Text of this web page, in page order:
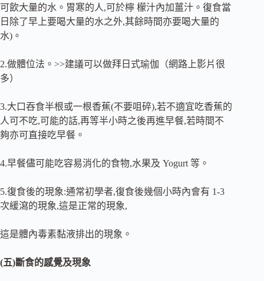
可飲大量的水。胃寒的人,可於檸 檬汁內加薑汁。復食當
日除了早上要喝大量的水之外,其餘時間亦要喝大量的
水)。
2.做體位法。>>建議可以做拜日式瑜伽（網路上影片很
多）
3.大口吞食半根或一根香蕉(不要咀碎),若不適宜吃香蕉的
人可不吃,可能的話,再等半小時之後再進早餐,若時間不
夠亦可直接吃早餐。
4.早餐儘可能吃容易消化的食物,水果及 Yogurt 等。
5.復食後的現象:通常初學者,復食後幾個小時內會有 1-3
次緩瀉的現象,這是正常的現象,
這是體內毒素黏液排出的現象。
(五)斷食的感覺及現象